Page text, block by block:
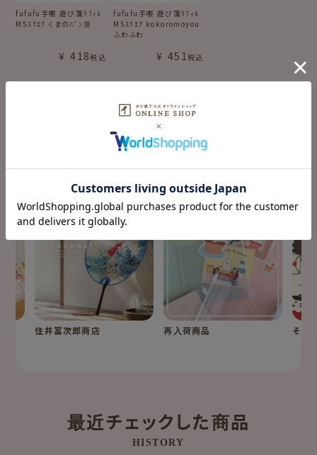
fufufu手帳 遊び箋ﾘﾌｨﾙ
M5ｽｸｴｱ くまのﾊﾟﾝ屋
¥ 418税込
fufufu手帳 遊び箋ﾘﾌｨﾙ
M5ｽｸｴｱ kokoromoyou
ふわふわ
¥ 451税込
fufufu手帳の
特集コンテンツ
SPECIAL
住井冨次郎商店 再入荷商品 そえ
最近チェックした商品
HISTORY